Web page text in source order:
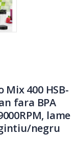
400 HSB-
fara BPA
lame
negru
de tocat
Bosch ...